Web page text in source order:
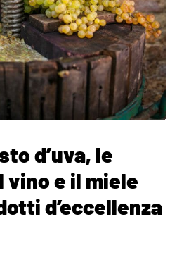
d’uva, le
vino e il miele
d’eccellenza